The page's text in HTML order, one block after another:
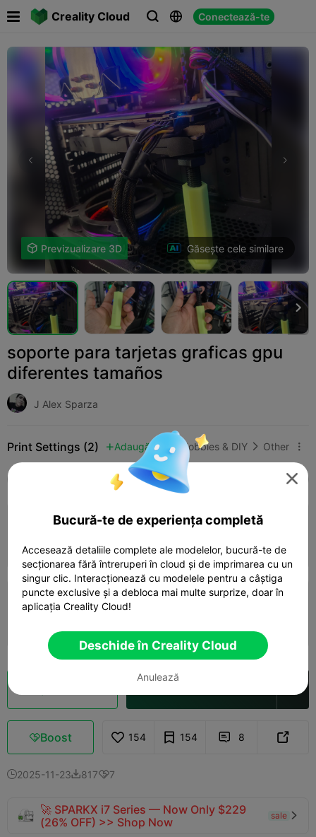
Creality Cloud   Conectează-te
 
 Previzualizare 3D Găsește cele similare

soporte para tarjetas graficas gpu
diferentes tamaños
J Alex Sparza
Print Settings (2)  Adaugă Hobbies & DIY  Other 
K2 Plus K2 Pro
0.2mm layer, 3 walls, 15% infill
Autor 02h 39m  1 plates 43.20g
0.2mm layer, 2 walls, 15% infill
Boost 154 154  8 
2025-11-238177
🚀 SPARKX i7 Series — Now Only $229
(26% OFF) >> Shop Now
sale 

Bucură-te de experiența completă
Accesează detaliile complete ale modelelor, bucură-te de
secționarea fără întreruperi în cloud și de imprimarea cu un
singur clic. Interacționează cu modelele pentru a câștiga
puncte exclusive și a debloca mai multe surprize, doar în
aplicația Creality Cloud!
Deschide în Creality Cloud
Anulează